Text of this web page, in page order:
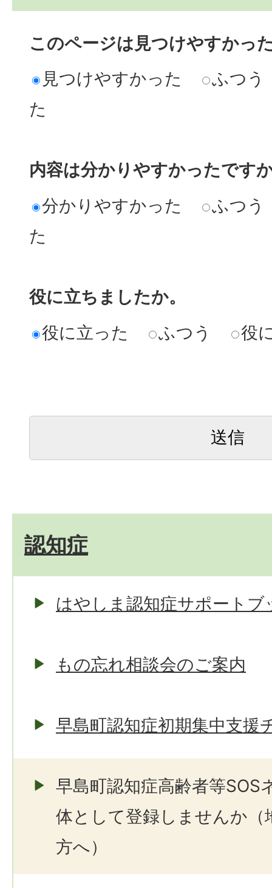
このページは見つけやすかっ
見つけやすかった
ふつう
た
内容は分かりやすかったです
分かりやすかった
ふつう
た
役に立ちましたか。
役に立った
ふつう 役
認知症
はやしま認知症サポートブ
もの忘れ相談会のご案内
早島町認知症初期集中支援
早島町認知症高齢者等SOS
体として登録しませんか（
方へ）